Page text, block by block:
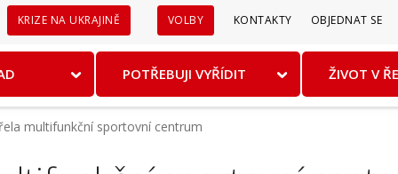
Sekundární
menu
KRIZE NA UKRAJINĚ VOLBY KONTAKTY OBJEDNAT SE
POTŘEBUJI VYŘÍDIT ŽIVOT V
multifunkční sportovní centrum